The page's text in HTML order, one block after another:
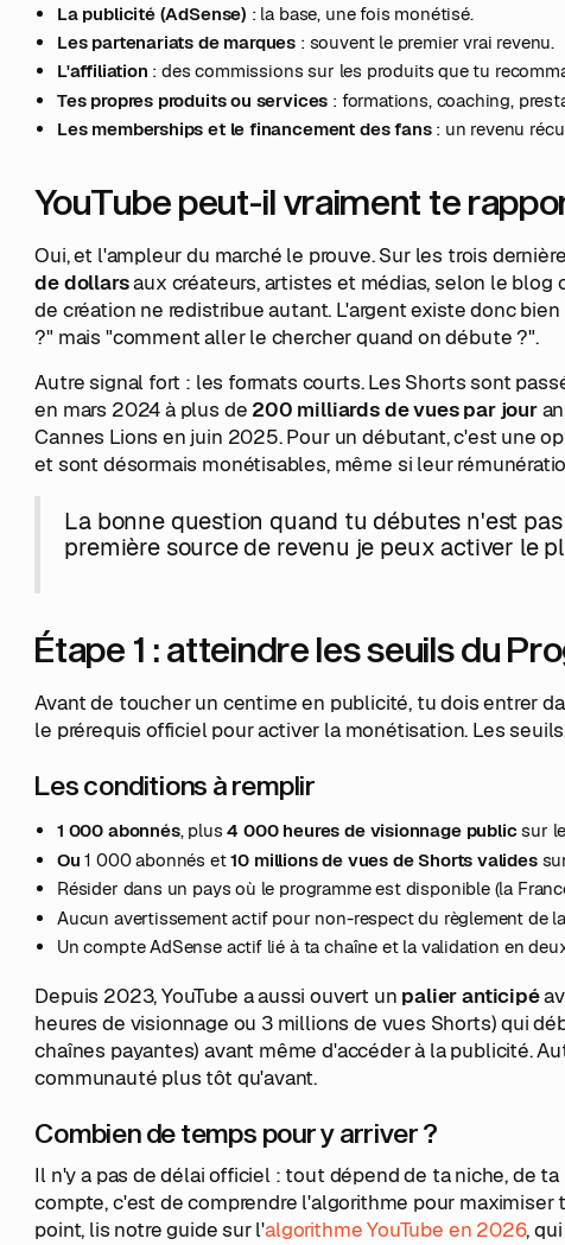
La publicité (AdSense) : la base, une fois monétisé.
Les partenariats de marques : souvent le premier vrai revenu.
L'affiliation : des commissions sur les produits que tu
Tes propres produits ou services : formations, coaching,
Les memberships et le financement des fans: un revenu
YouTube peut-il vraiment te
Oui, et l'ampleur du marché le prouve. Sur les trois
de dollarsaux créateurs, artistes et médias, selon le
de création ne redistribue autant. L'argent existe donc
?" mais "comment aller le chercher quand on débute ?".
Autre signal fort : les formats courts. Les Shorts sont
en mars 2024 à plus de 200 milliards de vues par jour
Cannes Lions en juin 2025. Pour un débutant, c'est une
et sont désormais monétisables, même si leur
La bonne question quand tu débutes n'est
première source de revenu je peux activer le
Étape 1 : atteindre les seuils du
Avant de toucher un centime en publicité, tu dois entrer
le prérequis officiel pour activer la monétisation. Les
Les conditions à remplir
1 000 abonnés, plus4 000 heures de visionnage publicsur
Ou 1 000 abonnés et10 millions de vues de Shorts valides
Résider dans un pays où le programme est disponible (la
Aucun avertissement actif pour non-respect du règlement de
Un compte AdSense actif lié à ta chaîne et la validation en
Depuis 2023, YouTube a aussi ouvert un palier anticipé
heures de visionnage ou 3 millions de vues Shorts) qui
chaînes payantes) avant même d'accéder à la publicité.
communauté plus tôt qu'avant.
Combien de temps pour y arriver ?
Il n'y a pas de délai officiel : tout dépend de ta niche, de
compte, c'est de comprendre l'algorithme pour
point, lis notre guide sur l'algorithme YouTube en 2026,